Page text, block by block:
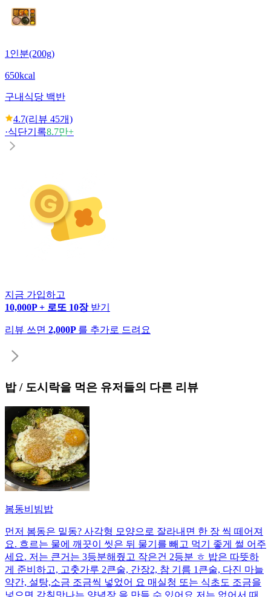
1인분(200g)
650kcal
구내식당 백반
4.7(리뷰 45개)
·식단기록8.7만+
지금 가입하고
10,000P + 로또 10장 받기
리뷰 쓰면 2,000P 를 추가로 드려요
밥 / 도시락을 먹은 유저들의 다른 리뷰
봄동비빔밥
먼저 봄동은 밑동? 사각형 모양으로 잘라내면 한 장 씩 떼어져
요. 흐르는 물에 깨끗이 씻은 뒤 물기를 빼고 먹기 좋게 썰 어주
세요. 저는 큰거는 3등분해줬고 작은건 2등분 ㅎ 밥은 따뜻하
게 준비하고, 고춧가루 2큰술, 간장2, 참 기름 1큰술, 다진 마늘
약간, 설탕,소금 조금씩 넣었어 요 매실청 또는 식초도 조금을